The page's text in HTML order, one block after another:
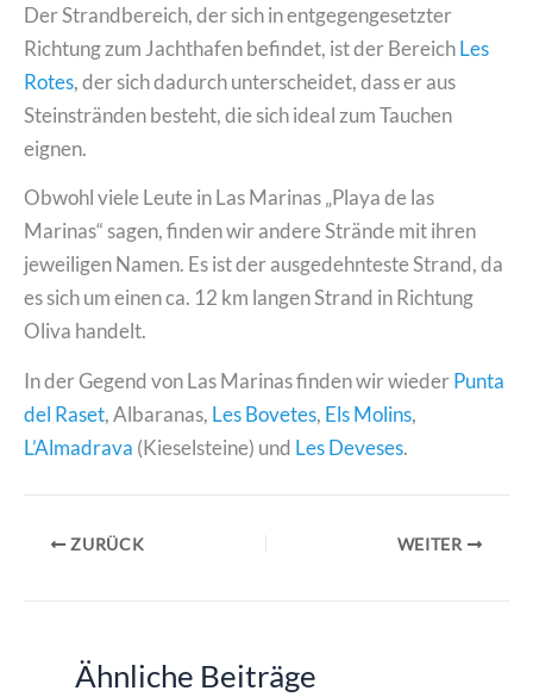
Der Strandbereich, der sich in entgegengesetzter
Richtung zum Jachthafen befindet, ist der BereichLes
Rotes, der sich dadurch unterscheidet, dass er aus
Steinstränden besteht, die sich ideal zum Tauchen
eignen.
Obwohl viele Leute in Las Marinas „Playa de las
Marinas“ sagen, finden wir andere Strände mit ihren
jeweiligen Namen. Es ist der ausgedehnteste Strand, da
es sich um einen ca. 12 km langen Strand in Richtung
Oliva handelt.
In der Gegend von Las Marinas finden wir wiederPunta
del Raset, Albaranas, Les Bovetes, Els Molins,
L’Almadrava (Kieselsteine) und Les Deveses.
ZURÜCK WEITER
Ähnliche Beiträge